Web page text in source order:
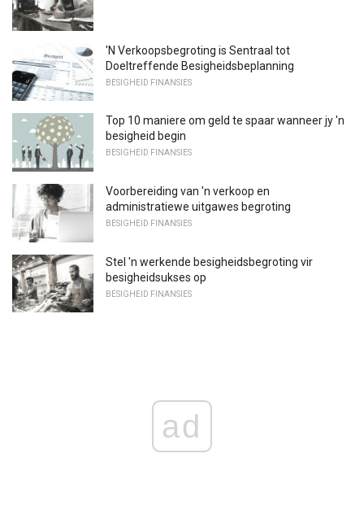
'N Verkoopsbegroting is Sentraal tot
Doeltreffende Besigheidsbeplanning
BESIGHEID FINANSIES
Top 10 maniere om geld te spaar wanneer jy 'n
besigheid begin
BESIGHEID FINANSIES
Voorbereiding van 'n verkoop en
administratiewe uitgawes begroting
BESIGHEID FINANSIES
Stel 'n werkende besigheidsbegroting vir
besigheidsukses op
BESIGHEID FINANSIES
ad